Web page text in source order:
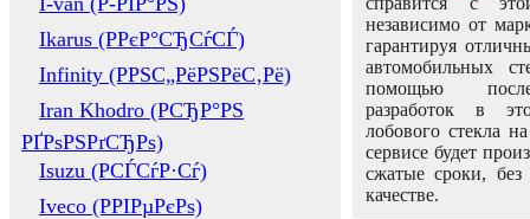
Ikarus (РРєР°СЂСѓСЃ)
Infinity (РРЅС„РёРЅРёС‚Рё)
Iran Khodro (РСЂР°РЅ
РҐРѕРЅРґСЂРѕ)
Isuzu (РСЃСѓР·Сѓ)
Iveco (РРІРµРєРѕ)
независимо от
гарантируя
автомобильных
помощью
разработок в
лобового стекла
сервисе будет
сжатые сроки,
качестве.